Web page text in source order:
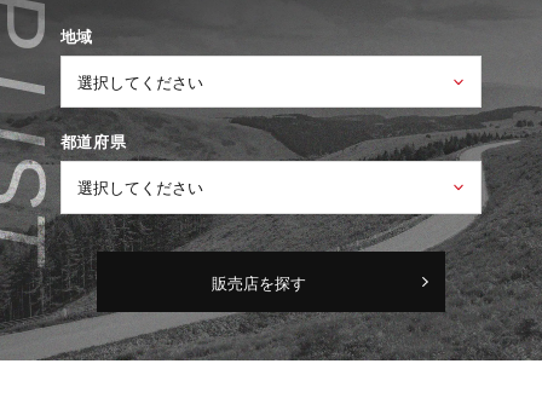
地域
都道府県
販売店を探す